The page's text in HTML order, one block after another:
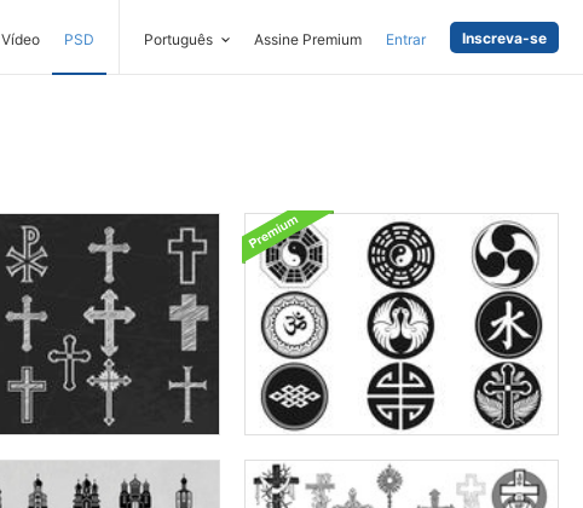
Vídeo PSD Português Assine Premium Entrar Inscreva-se